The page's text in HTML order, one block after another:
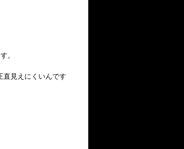
。
直見えにくいんです